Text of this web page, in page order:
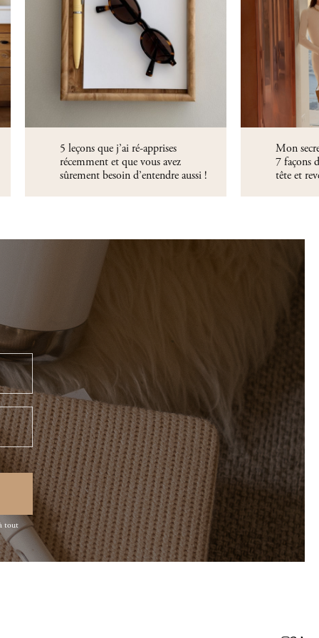
5 leçons que j’ai ré-apprises
récemment et que vous avez
sûrement besoin d’entendre aussi !
Mon
7 façons
tête et
tout